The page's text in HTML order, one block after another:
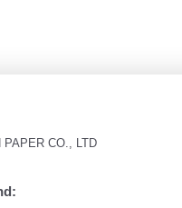
PAPER CO., LTD